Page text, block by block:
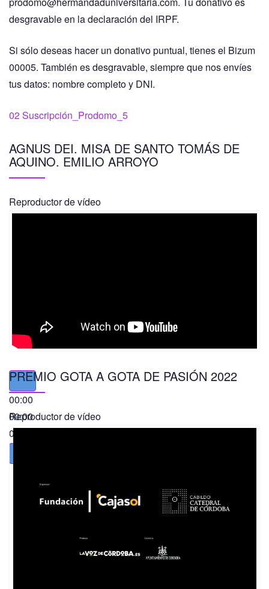
desgravable en la declaración del IRPF.
Si sólo deseas hacer un donativo puntual, tienes el Bizum
00005. También es desgravable, siempre que nos envíes
tus datos: nombre completo y DNI.
02 Suscripción_Prodomo_5
AGNUS DEI. MISA DE SANTO TOMÁS DE
AQUINO. EMILIO ARROYO
Reproductor de vídeo
00:00
00:00
01:49
PREMIO GOTA A GOTA DE PASIÓN 2022
Reproductor de vídeo